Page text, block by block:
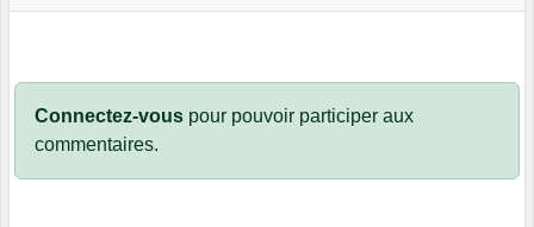
Connectez-vous pour pouvoir participer aux
commentaires.